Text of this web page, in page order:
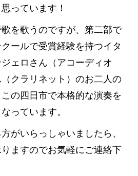
っています！
を歌うのですが、第二部で
ールで受賞経験を持つイタ
ェロさん（アコーディオ
クラリネット）のお二人の
の四日市で本格的な演奏を
っています。
がいらっしゃいましたら、
ますのでお気軽にご連絡下